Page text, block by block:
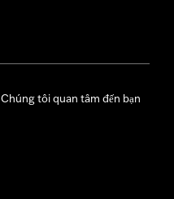
Chúng tôi quan tâm đến bạn